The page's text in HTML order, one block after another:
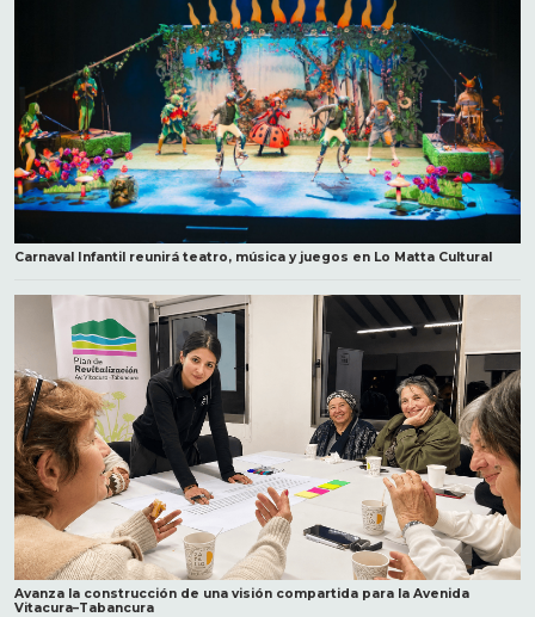
Carnaval Infantil reunirá teatro, música y juegos en Lo Matta Cultural
Avanza la construcción de una visión compartida para la Avenida
Vitacura–Tabancura